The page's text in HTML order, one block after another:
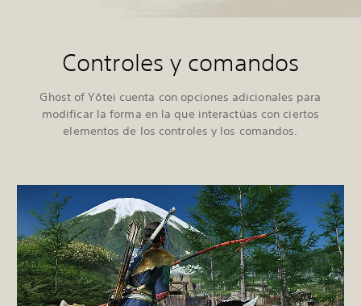
Controles y comandos
Ghost of Yōtei cuenta con opciones adicionales para
modificar la forma en la que interactúas con ciertos
elementos de los controles y los comandos.